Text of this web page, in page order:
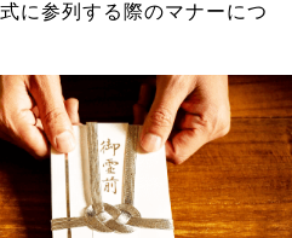
に参列する際のマナーにつ